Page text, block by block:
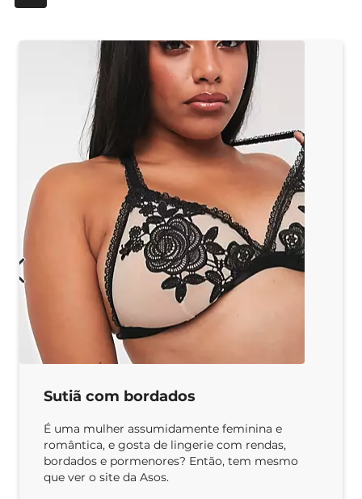
Sutiã com bordados
É uma mulher assumidamente feminina e
romântica, e gosta de lingerie com rendas,
bordados e pormenores? Então, tem mesmo
que ver o site da Asos.